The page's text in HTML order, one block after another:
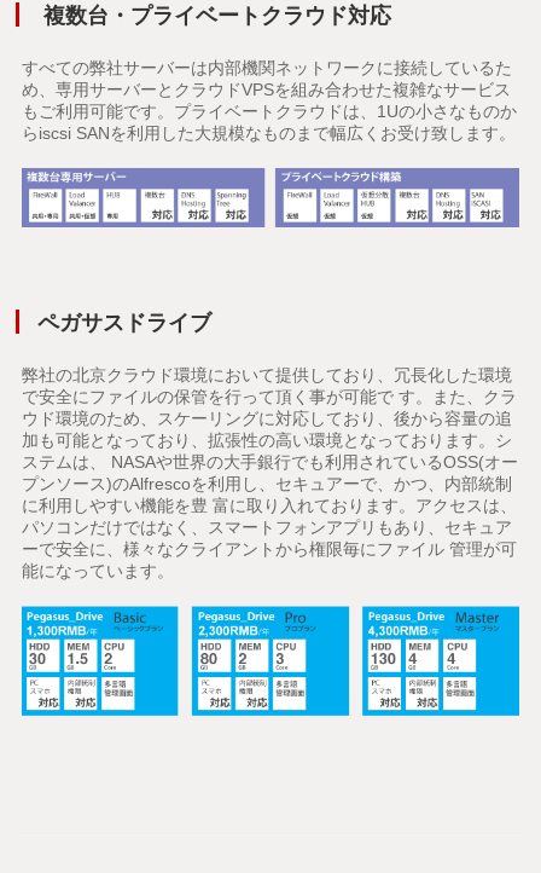
複数台・プライベートクラウド対応
すべての弊社サーバーは内部機関ネットワークに接続しているた
め、専用サーバーとクラウドVPSを組み合わせた複雑なサービス
もご利用可能です。プライベートクラウドは、1Uの小さなものか
らiscsi SANを利用した大規模なものまで幅広くお受け致します。
ペガサスドライブ
弊社の北京クラウド環境において提供しており、冗長化した環境
で安全にファイルの保管を行って頂く事が可能で す。また、クラ
ウド環境のため、スケーリングに対応しており、後から容量の追
加も可能となっており、拡張性の高い環境となっております。シ
ステムは、 NASAや世界の大手銀行でも利用されているOSS(オー
プンソース)のAlfrescoを利用し、セキュアーで、かつ、内部統制
に利用しやすい機能を豊 富に取り入れております。アクセスは、
パソコンだけではなく、スマートフォンアプリもあり、セキュア
ーで安全に、様々なクライアントから権限毎にファイル 管理が可
能になっています。